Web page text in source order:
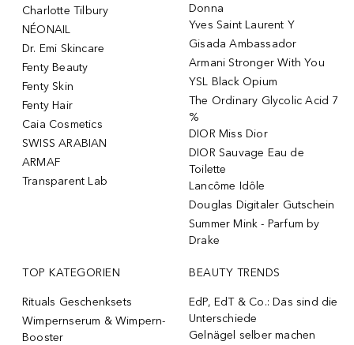
Charlotte Tilbury
NÉONAIL
Dr. Emi Skincare
Fenty Beauty
Fenty Skin
Fenty Hair
Caia Cosmetics
SWISS ARABIAN
ARMAF
Transparent Lab
Donna
Yves Saint Laurent Y
Gisada Ambassador
Armani Stronger With You
YSL Black Opium
The Ordinary Glycolic Acid 7
%
DIOR Miss Dior
DIOR Sauvage Eau de
Toilette
Lancôme Idôle
Douglas Digitaler Gutschein
Summer Mink - Parfum by
Drake
TOP KATEGORIEN
Rituals Geschenksets
Wimpernserum & Wimpern-
Booster
BEAUTY TRENDS
EdP, EdT & Co.: Das sind die
Unterschiede
Gelnägel selber machen